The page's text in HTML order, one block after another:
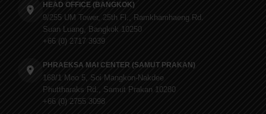
HEAD OFFICE (BANGKOK)
9/255 UM Tower, 25th Fl., Ramkhamhaeng Rd.
Suan Luang, Bangkok 10250
+66 (0) 2717 3939
PHRAEKSA MAI CENTER (SAMUT PRAKAN)
168/1 Moo 5, Soi Mangkon-Nakdee
Phuttharaks Rd., Samut Prakan 10280
+66 (0) 2755 3098